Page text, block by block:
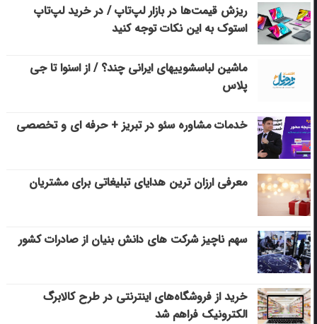
ریزش قیمت‌ها در بازار لپ‌تاپ / در خرید لپ‌تاپ
استوک به این نکات توجه کنید
ماشین لباسشویی‎های ایرانی چند؟ / از اسنوا تا جی
پلاس
خدمات مشاوره سئو در تبریز + حرفه ای و تخصصی
معرفی ارزان ترین هدایای تبلیغاتی برای مشتریان
سهم ناچیز شرکت های دانش بنیان از صادرات کشور
خرید از فروشگاه‌های اینترنتی در طرح کالابرگ
الکترونیک فراهم شد